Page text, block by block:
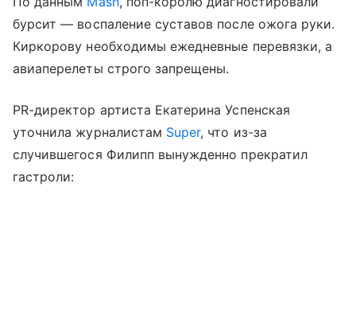
бурсит — воспаление суставов после ожога руки.
Киркорову необходимы ежедневные перевязки, а
авиаперелеты строго запрещены.
PR-директор артиста Екатерина Успенская
уточнила журналистам Super, что из-за
случившегося Филипп вынужденно прекратил
гастроли: